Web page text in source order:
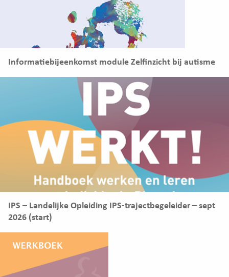
Informatiebijeenkomst module Zelfinzicht bij autisme
IPS – Landelijke Opleiding IPS-trajectbegeleider – sept
2026 (start)